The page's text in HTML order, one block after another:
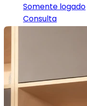
Somente logado
Consulta